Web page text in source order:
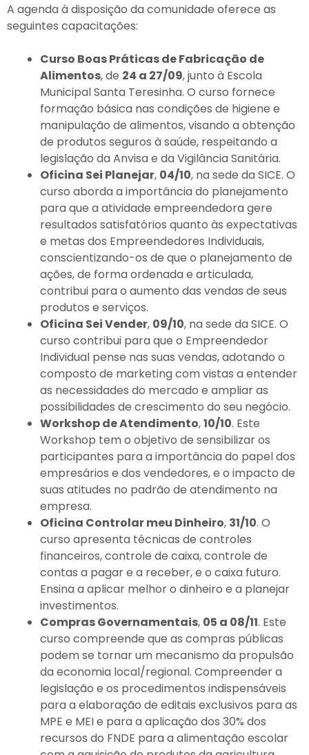
A agenda à disposição da comunidade oferece as
seguintes capacitações:
Curso Boas Práticas de Fabricação de
Alimentos, de 24 a 27/09, junto à Escola
Municipal Santa Teresinha. O curso fornece
formação básica nas condições de higiene e
manipulação de alimentos, visando a obtenção
de produtos seguros à saúde, respeitando a
legislação da Anvisa e da Vigilância Sanitária.
Oficina Sei Planejar, 04/10, na sede da SICE. O
curso aborda a importância do planejamento
para que a atividade empreendedora gere
resultados satisfatórios quanto às expectativas
e metas dos Empreendedores Individuais,
conscientizando-os de que o planejamento de
ações, de forma ordenada e articulada,
contribui para o aumento das vendas de seus
produtos e serviços.
Oficina Sei Vender, 09/10, na sede da SICE. O
curso contribui para que o Empreendedor
Individual pense nas suas vendas, adotando o
composto de marketing com vistas a entender
as necessidades do mercado e ampliar as
possibilidades de crescimento do seu negócio.
Workshop de Atendimento,10/10. Este
Workshop tem o objetivo de sensibilizar os
participantes para a importância do papel dos
empresários e dos vendedores, e o impacto de
suas atitudes no padrão de atendimento na
empresa.
Oficina Controlar meu Dinheiro, 31/10. O
curso apresenta técnicas de controles
financeiros, controle de caixa, controle de
contas a pagar e a receber, e o caixa futuro.
Ensina a aplicar melhor o dinheiro e a planejar
investimentos.
Compras Governamentais, 05 a 08/11. Este
curso compreende que as compras públicas
podem se tornar um mecanismo da propulsão
da economia local/regional. Compreender a
legislação e os procedimentos indispensáveis
para a elaboração de editais exclusivos para as
MPE e MEI e para a aplicação dos 30% dos
recursos do FNDE para a alimentação escolar